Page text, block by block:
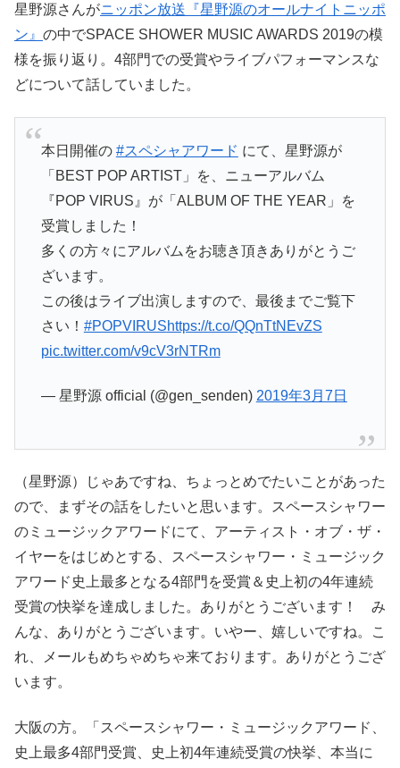
星野源さんがニッポン放送『星野源のオールナイトニッポ
ン』 の中でSPACE SHOWER MUSIC AWARDS 2019の模
様を振り返り。4部門での受賞やライブパフォーマンスな
どについて話していました。
本日開催の #スペシャアワード にて、星野源が
「BEST POP ARTIST」を、ニューアルバム
『POP VIRUS』が「ALBUM OF THE YEAR」を
受賞しました！
多くの方々にアルバムをお聴き頂きありがとうご
ざいます。
この後はライブ出演しますので、最後までご覧下
さい！ #POPVIRUShttps://t.co/QQnTtNEvZS
pic.twitter.com/v9cV3rNTRm
— 星野源 official (@gen_senden) 2019年3月7日
（星野源）じゃあですね、ちょっとめでたいことがあった
ので、まずその話をしたいと思います。スペースシャワー
のミュージックアワードにて、アーティスト・オブ・ザ・
イヤーをはじめとする、スペースシャワー・ミュージック
アワード史上最多となる4部門を受賞＆史上初の4年連続
受賞の快挙を達成しました。ありがとうございます！ み
んな、ありがとうございます。いやー、嬉しいですね。こ
れ、メールもめちゃめちゃ来ております。ありがとうござ
います。
大阪の方。「スペースシャワー・ミュージックアワード、
史上最多4部門受賞、史上初4年連続受賞の快挙、本当に